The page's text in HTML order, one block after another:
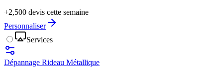
+2,500 devis cette semaine
Personnaliser
Services
Dépannage Rideau Métallique